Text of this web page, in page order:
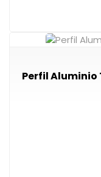
Perfil Aluminio